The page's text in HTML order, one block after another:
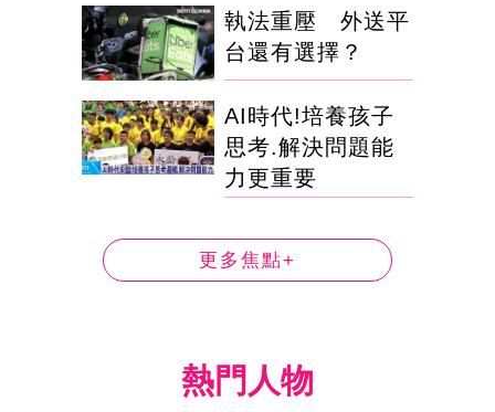
執法重壓 外送平
台還有選擇？
AI時代!培養孩子
思考.解決問題能
力更重要
更多焦點+
熱門人物